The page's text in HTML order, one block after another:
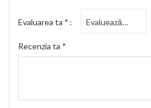
Evaluarea ta *
Recenzia ta *